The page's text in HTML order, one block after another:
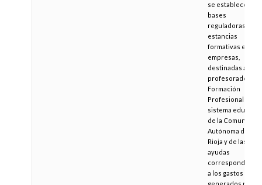
se establecen las
bases
reguladoras de
estancias
formativas en
empresas,
destinadas al
profesorado de
Formación
Profesional del
sistema
de la Comunidad
Autónoma de La
Rioja y de las
ayudas
a los gastos